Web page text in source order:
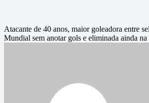
Atacante de 40 anos, maior goleadora entre
Mundial sem anotar gols e eliminada ainda na